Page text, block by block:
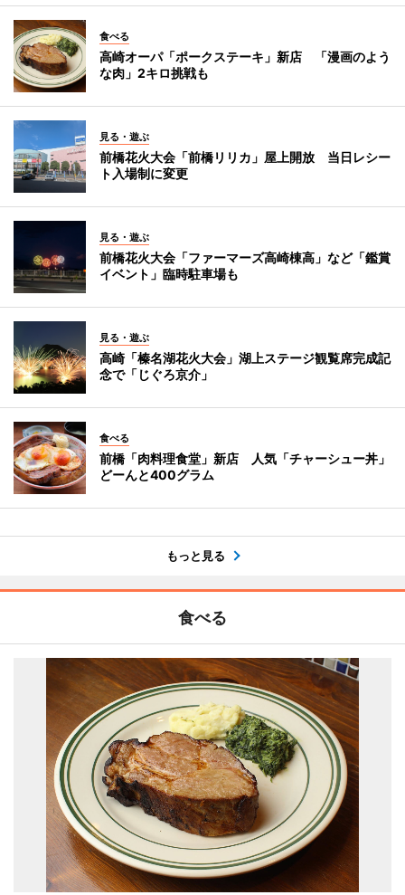
食べる
高崎オーパ「ポークステーキ」新店 「漫画のよう
な肉」2キロ挑戦も
見る・遊ぶ
前橋花火大会「前橋リリカ」屋上開放 当日レシー
ト入場制に変更
見る・遊ぶ
前橋花火大会「ファーマーズ高崎棟高」など「鑑賞
イベント」臨時駐車場も
見る・遊ぶ
高崎「榛名湖花火大会」湖上ステージ観覧席完成記
念で「じぐろ京介」
食べる
前橋「肉料理食堂」新店 人気「チャーシュー丼」
どーんと400グラム
もっと見る
食べる